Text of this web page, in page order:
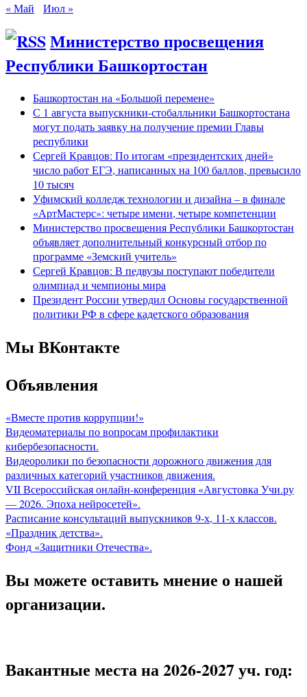
« Май
Июл »
Министерство просвещения
Республики Башкортостан
Башкортостан на «Большой перемене»
С 1 августа выпускники-стобалльники Башкортостана
могут подать заявку на получение премии Главы
республики
Сергей Кравцов: По итогам «президентских дней»
число работ ЕГЭ, написанных на 100 баллов, превысило
10 тысяч
Уфимский колледж технологии и дизайна – в финале
«АртМастерс»: четыре имени, четыре компетенции
Министерство просвещения Республики Башкортостан
объявляет дополнительный конкурсный отбор по
программе «Земский учитель»
Сергей Кравцов: В педвузы поступают победители
олимпиад и чемпионы мира
Президент России утвердил Основы государственной
политики РФ в сфере кадетского образования
Мы ВКонтакте
Объявления
«Вместе против коррупции!»
Видеоматериалы по вопросам профилактики
кибербезопасности.
Видеоролики по безопасности дорожного движения для
различных категорий участников движения.
VII Всероссийская онлайн-конференция «Августовка Учи.ру
— 2026. Эпоха нейросетей».
Расписание консультаций выпускников 9-х, 11-х классов.
«Праздник детства».
Фонд «Защитники Отечества».
Вы можете оставить мнение о нашей
организации.
Вакантные места на 2026-2027 уч. год: